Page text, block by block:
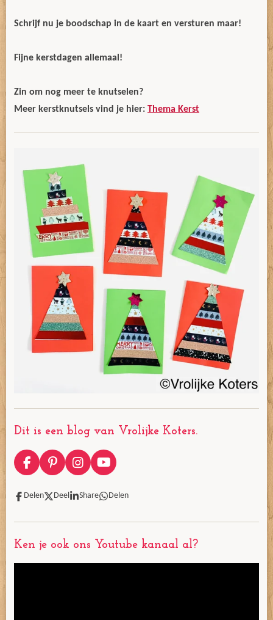
Schrijf nu je boodschap in de kaart en versturen maar!
Fijne kerstdagen allemaal!
Zin om nog meer te knutselen?
Meer kerstknutsels vind je hier: Thema Kerst
Dit is een blog van Vrolijke Koters.
F
a
c
o
k
P
i
n
t
r
s
I
n
s
t
g
a
Y
o
u
T
b
e
Delen Deel Share Delen
Ken je ook ons Youtube kanaal al?